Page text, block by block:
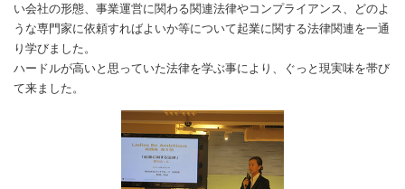
い会社の形態、事業運営に関わる関連法律やコンプライアンス、どのよ
うな専門家に依頼すればよいか等について起業に関する法律関連を一通
り学びました。
ハードルが高いと思っていた法律を学ぶ事により、ぐっと現実味を帯び
て来ました。